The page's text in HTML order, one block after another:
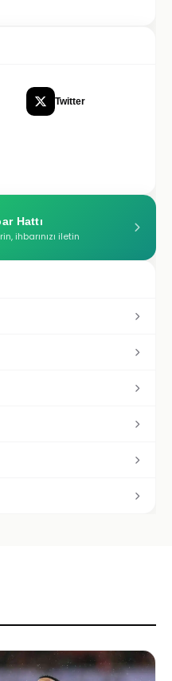
Twitter
Hattı
ihbarınızı iletin